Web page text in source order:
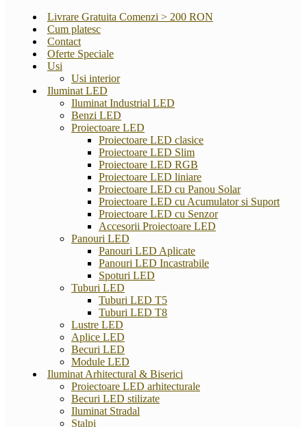
Livrare Gratuita Comenzi > 200 RON
Cum platesc
Contact
Oferte Speciale
Usi
Usi interior
Iluminat LED
Iluminat Industrial LED
Benzi LED
Proiectoare LED
Proiectoare LED clasice
Proiectoare LED Slim
Proiectoare LED RGB
Proiectoare LED liniare
Proiectoare LED cu Panou Solar
Proiectoare LED cu Acumulator si Suport
Proiectoare LED cu Senzor
Accesorii Proiectoare LED
Panouri LED
Panouri LED Aplicate
Panouri LED Incastrabile
Spoturi LED
Tuburi LED
Tuburi LED T5
Tuburi LED T8
Lustre LED
Aplice LED
Becuri LED
Module LED
Iluminat Arhitectural & Biserici
Proiectoare LED arhitecturale
Becuri LED stilizate
Iluminat Stradal
Stalpi